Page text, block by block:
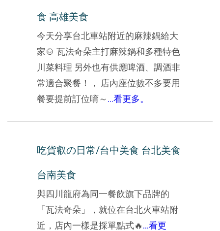
食 高雄美食
今天分享台北車站附近的麻辣鍋給大
家🍲 瓦法奇朵主打麻辣鍋和多種特色
川菜料理 另外也有供應啤酒、調酒非
常適合聚餐！， 店內座位數不多要用
餐要提前訂位唷～ ...看更多。
吃貨叡の日常/台中美食 台北美食
台南美食
與四川龍府為同一餐飲旗下品牌的
「瓦法奇朵」，就位在台北火車站附
近，店內一樣是採單點式🔥...看更